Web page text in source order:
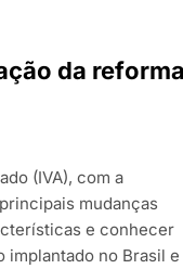
da
(IVA), com a
mudanças
e conhecer
implantado no Brasil e